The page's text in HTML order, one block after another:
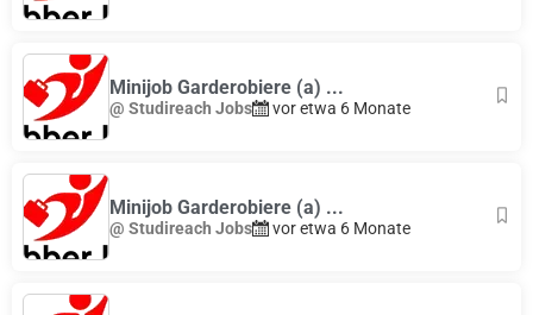
Minijob Garderobiere (a) ...
@ Studireach Jobs vor etwa 6 Monate
Minijob Garderobiere (a) ...
@ Studireach Jobs vor etwa 6 Monate